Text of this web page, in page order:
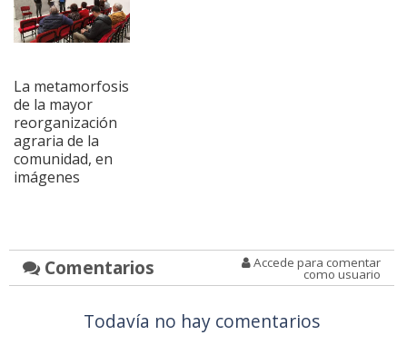
La metamorfosis
de la mayor
reorganización
agraria de la
comunidad, en
imágenes
Comentarios Accede para comentar
como usuario
Todavía no hay comentarios